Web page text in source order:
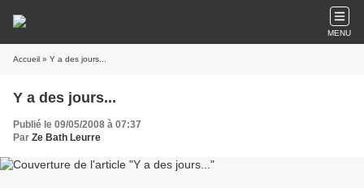
MENU
Accueil » Y a des jours...
Y a des jours...
Publié le 09/05/2008 à 07:37
Par Ze Bath Leurre